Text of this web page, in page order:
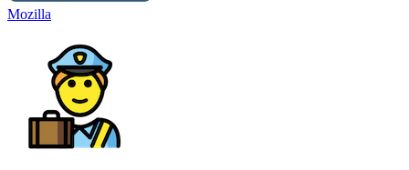
Mozilla